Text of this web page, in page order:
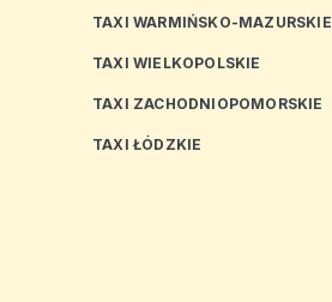
TAXI WARMIŃSKO-MAZURSKIE
TAXI WIELKOPOLSKIE
TAXI ZACHODNIOPOMORSKIE
TAXI ŁÓDZKIE